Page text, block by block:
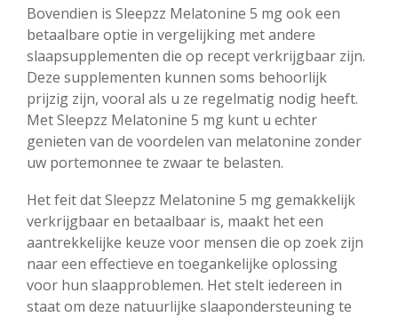
Bovendien is Sleepzz Melatonine 5 mg ook een
betaalbare optie in vergelijking met andere
slaapsupplementen die op recept verkrijgbaar zijn.
Deze supplementen kunnen soms behoorlijk
prijzig zijn, vooral als u ze regelmatig nodig heeft.
Met Sleepzz Melatonine 5 mg kunt u echter
genieten van de voordelen van melatonine zonder
uw portemonnee te zwaar te belasten.
Het feit dat Sleepzz Melatonine 5 mg gemakkelijk
verkrijgbaar en betaalbaar is, maakt het een
aantrekkelijke keuze voor mensen die op zoek zijn
naar een effectieve en toegankelijke oplossing
voor hun slaapproblemen. Het stelt iedereen in
staat om deze natuurlijke slaapondersteuning te